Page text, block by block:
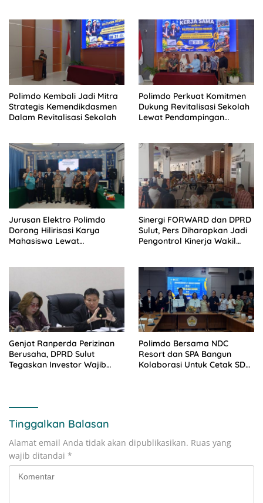
Polimdo Kembali Jadi Mitra
Strategis Kemendikdasmen
Dalam Revitalisasi Sekolah
Polimdo Perkuat Komitmen
Dukung Revitalisasi Sekolah
Lewat Pendampingan
Jurusan Elektro Polimdo
Dorong Hilirisasi Karya
Mahasiswa Lewat
Sinergi FORWARD dan DPRD
Sulut, Pers Diharapkan Jadi
Pengontrol Kinerja Wakil
Genjot Ranperda Perizinan
Berusaha, DPRD Sulut
Tegaskan Investor Wajib
Polimdo Bersama NDC
Resort dan SPA Bangun
Kolaborasi Untuk Cetak SDM
Tinggalkan Balasan
Alamat email Anda tidak akan dipublikasikan. Ruas yang
wajib ditandai *